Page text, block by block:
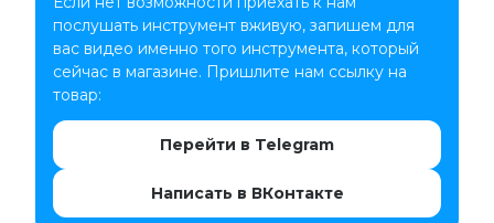
послушать инструмент вживую, запишем для
вас видео именно того инструмента, который
сейчас в магазине. Пришлите нам ссылку на
товар:
Перейти в Telegram
Написать в ВКонтакте